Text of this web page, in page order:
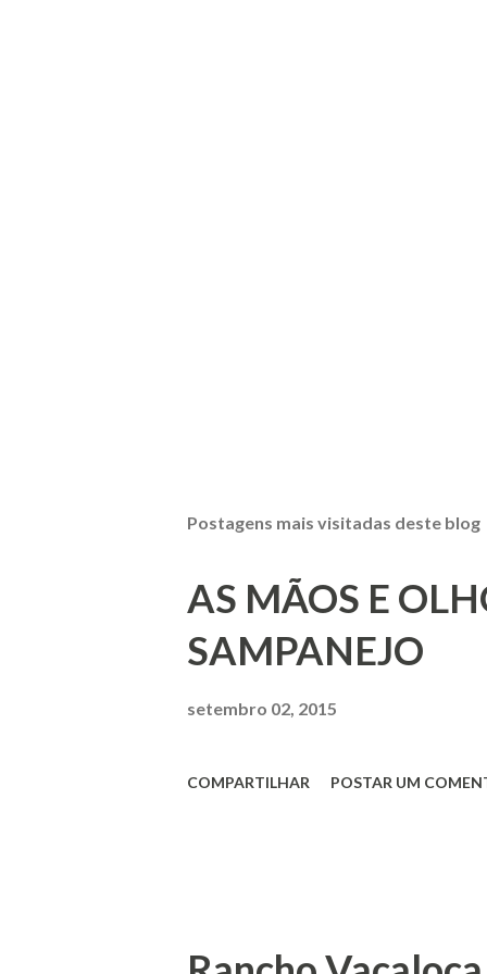
Postagens mais visitadas deste blog
AS MÃOS E
SAMPANEJO
setembro 02, 2015
COMPARTILHAR POSTAR UM